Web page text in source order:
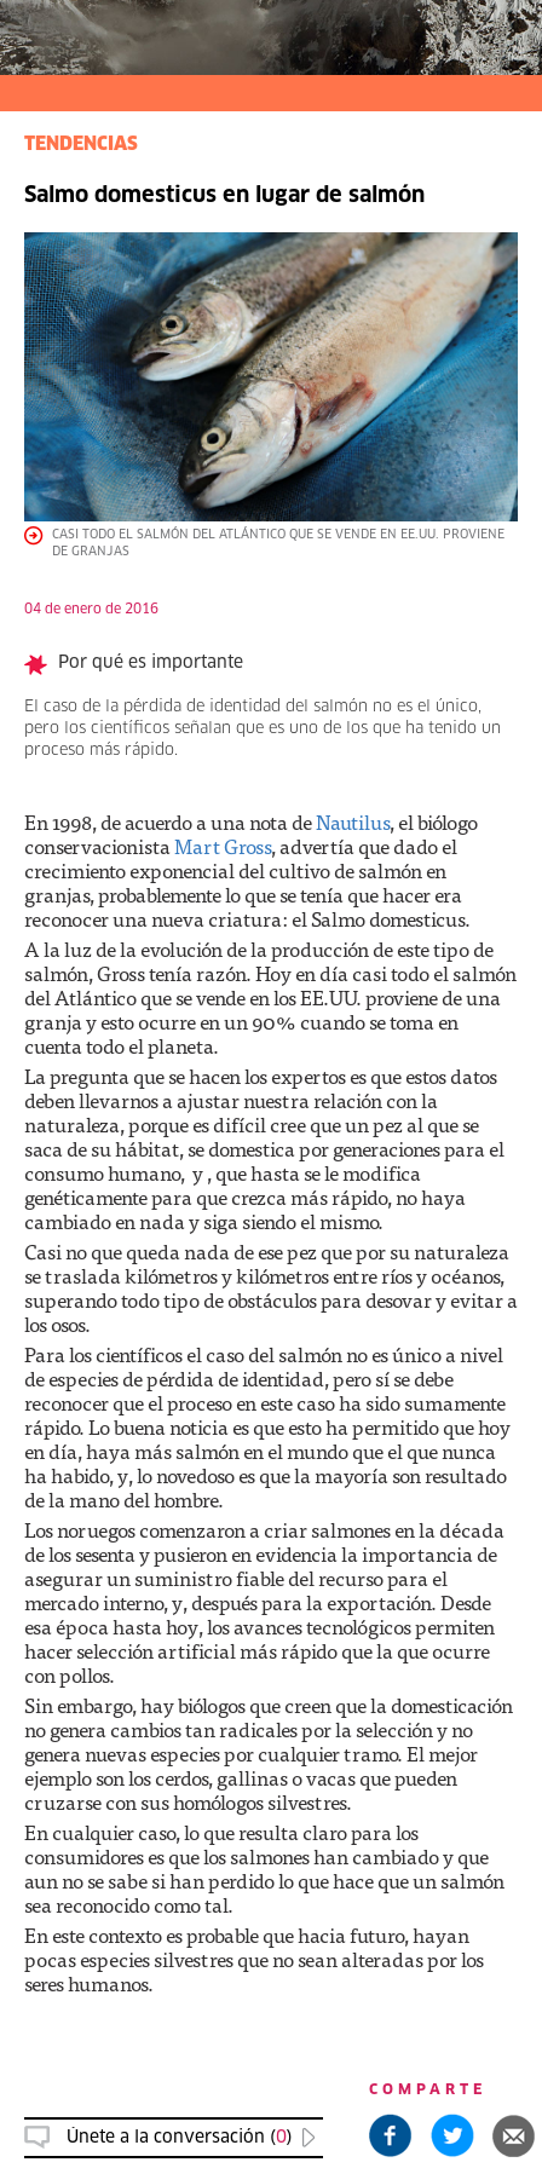
TENDENCIAS
Salmo domesticus en lugar de salmón
CASI TODO EL SALMÓN DEL ATLÁNTICO QUE SE VENDE EN EE.UU. PROVIENE
DE GRANJAS
04 de enero de 2016
Por qué es importante
El caso de la pérdida de identidad del salmón no es el único,
pero los científicos señalan que es uno de los que ha tenido un
proceso más rápido.
En 1998, de acuerdo a una nota deNautilus, el biólogo
conservacionistaMart Gross, advertía que dado el
crecimiento exponencial del cultivo de salmón en
granjas, probablemente lo que se tenía que hacer era
reconocer una nueva criatura: el Salmo domesticus.
A la luz de la evolución de la producción de este tipo de
salmón, Gross tenía razón. Hoy en día casi todo el salmón
del Atlántico que se vende en los EE.UU. proviene de una
granja y esto ocurre en un 90% cuando se toma en
cuenta todo el planeta.
La pregunta que se hacen los expertos es que estos datos
deben llevarnos a ajustar nuestra relación con la
naturaleza, porque es difícil cree que un pez al que se
saca de su hábitat, se domestica por generaciones para el
consumo humano, y , que hasta se le modifica
genéticamente para que crezca más rápido, no haya
cambiado en nada y siga siendo el mismo.
Casi no que queda nada de ese pez que por su naturaleza
se traslada kilómetros y kilómetros entre ríos y océanos,
superando todo tipo de obstáculos para desovar y evitar a
los osos.
Para los científicos el caso del salmón no es único a nivel
de especies de pérdida de identidad, pero sí se debe
reconocer que el proceso en este caso ha sido sumamente
rápido. Lo buena noticia es que esto ha permitido que hoy
en día, haya más salmón en el mundo que el que nunca
ha habido, y, lo novedoso es que la mayoría son resultado
de la mano del hombre.
Los noruegos comenzaron a criar salmones en la década
de los sesenta y pusieron en evidencia la importancia de
asegurar un suministro fiable del recurso para el
mercado interno, y, después para la exportación. Desde
esa época hasta hoy, los avances tecnológicos permiten
hacer selección artificial más rápido que la que ocurre
con pollos.
Sin embargo, hay biólogos que creen que la domesticación
no genera cambios tan radicales por la selección y no
genera nuevas especies por cualquier tramo. El mejor
ejemplo son los cerdos, gallinas o vacas que pueden
cruzarse con sus homólogos silvestres.
En cualquier caso, lo que resulta claro para los
consumidores es que los salmones han cambiado y que
aun no se sabe si han perdido lo que hace que un salmón
sea reconocido como tal.
En este contexto es probable que hacia futuro, hayan
pocas especies silvestres que no sean alteradas por los
seres humanos.
Únete a la conversación (0)
COMPARTE